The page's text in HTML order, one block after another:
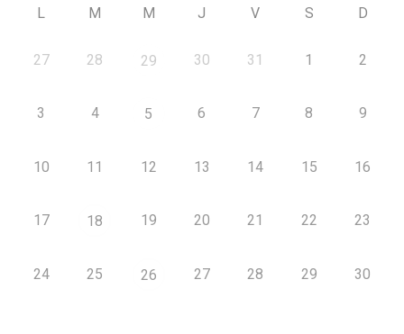
L M M J V S D
27 28 29 30 31 1 2
3 4 5 6 7 8 9
10 11 12 13 14 15 16
17 18 19 20 21 22 23
24 25 26 27 28 29 30